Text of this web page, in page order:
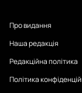
Про видання
Наша редакція
Редакційна політика
Політика